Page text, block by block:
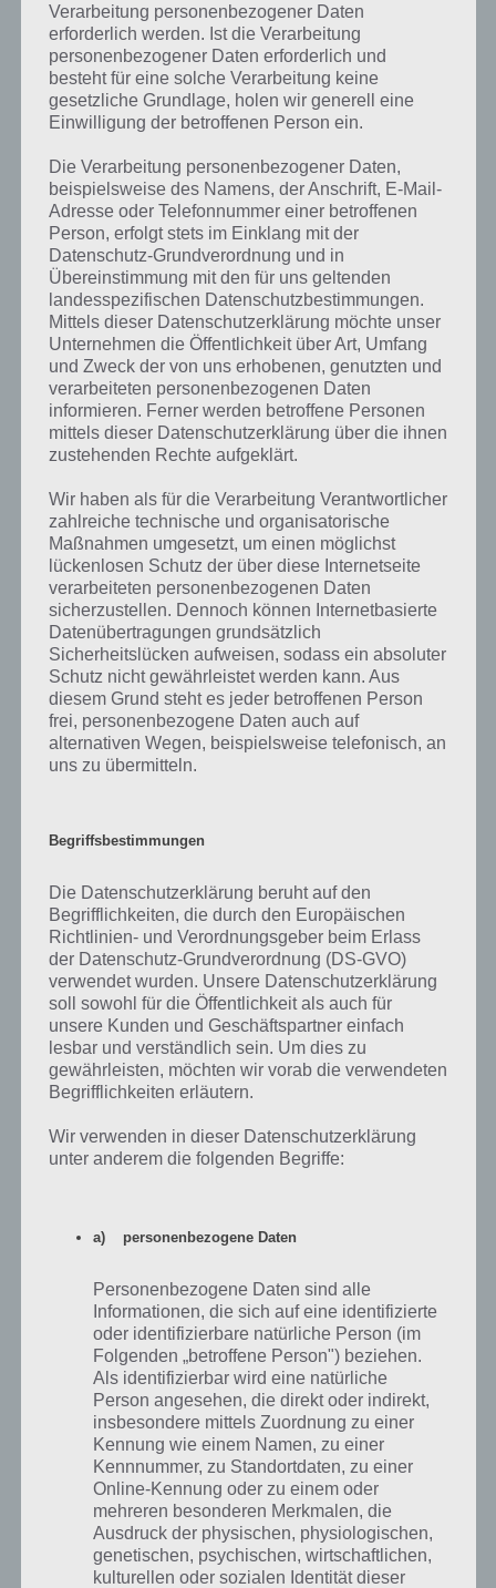
House of Fear Schritt 12 Lösung
Du hast es geschafft! Das war die Komplettlösung zu House of Fear.
Wie fandest du die Spiele App? Wir hatten einiges zu tun und
grafisch sehr ansprechend.
WEITERLESEN: 1 2 3
Auf WhatsApp teilen Teilen auf Facebook
Tweet auf Twitter
Mehr Artikel hier auf Touchportal
KOMMENTARE
neuste
Hallo.
in dessen Garten ein Grabstein stand und so…..
Habe das Spiel für tablet Sony z….
Kann mir jemand helfen?? Denn ich spiele seit Std und finde einfach
nicht weiter,…….und die richtigen lösungen finde ich auch nicht….
Wenn ich mir diese Bilder von euren lösungen ansehe bin ich auch
sehr verwundert…. Bei mir sieht alles anders aus..
Hoffe jemand kann mir helfen.
Antworten
Verarbeitung personenbezogener Daten
erforderlich werden. Ist die Verarbeitung
personenbezogener Daten erforderlich und
besteht für eine solche Verarbeitung keine
gesetzliche Grundlage, holen wir generell eine
Einwilligung der betroffenen Person ein.
Die Verarbeitung personenbezogener Daten,
beispielsweise des Namens, der Anschrift, E-Mail-
Adresse oder Telefonnummer einer betroffenen
Person, erfolgt stets im Einklang mit der
Datenschutz-Grundverordnung und in
Übereinstimmung mit den für uns geltenden
landesspezifischen Datenschutzbestimmungen.
Mittels dieser Datenschutzerklärung möchte unser
Unternehmen die Öffentlichkeit über Art, Umfang
und Zweck der von uns erhobenen, genutzten und
verarbeiteten personenbezogenen Daten
informieren. Ferner werden betroffene Personen
mittels dieser Datenschutzerklärung über die ihnen
zustehenden Rechte aufgeklärt.
Wir haben als für die Verarbeitung Verantwortlicher
zahlreiche technische und organisatorische
Maßnahmen umgesetzt, um einen möglichst
lückenlosen Schutz der über diese Internetseite
verarbeiteten personenbezogenen Daten
sicherzustellen. Dennoch können Internetbasierte
Datenübertragungen grundsätzlich
Sicherheitslücken aufweisen, sodass ein absoluter
Schutz nicht gewährleistet werden kann. Aus
diesem Grund steht es jeder betroffenen Person
frei, personenbezogene Daten auch auf
alternativen Wegen, beispielsweise telefonisch, an
uns zu übermitteln.
Begriffsbestimmungen
Die Datenschutzerklärung beruht auf den
Begrifflichkeiten, die durch den Europäischen
Richtlinien- und Verordnungsgeber beim Erlass
der Datenschutz-Grundverordnung (DS-GVO)
verwendet wurden. Unsere Datenschutzerklärung
soll sowohl für die Öffentlichkeit als auch für
unsere Kunden und Geschäftspartner einfach
lesbar und verständlich sein. Um dies zu
gewährleisten, möchten wir vorab die verwendeten
Begrifflichkeiten erläutern.
Wir verwenden in dieser Datenschutzerklärung
unter anderem die folgenden Begriffe:
a) personenbezogene Daten
Personenbezogene Daten sind alle
Informationen, die sich auf eine identifizierte
oder identifizierbare natürliche Person (im
Folgenden „betroffene Person") beziehen.
Als identifizierbar wird eine natürliche
Person angesehen, die direkt oder indirekt,
insbesondere mittels Zuordnung zu einer
Kennung wie einem Namen, zu einer
Kennnummer, zu Standortdaten, zu einer
Online-Kennung oder zu einem oder
mehreren besonderen Merkmalen, die
Ausdruck der physischen, physiologischen,
genetischen, psychischen, wirtschaftlichen,
kulturellen oder sozialen Identität dieser